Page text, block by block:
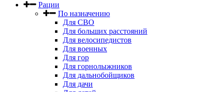
Рации
По назначению
Для СВО
Для больших расстояний
Для велосипедистов
Для военных
Для гор
Для горнолыжников
Для дальнобойщиков
Для дачи